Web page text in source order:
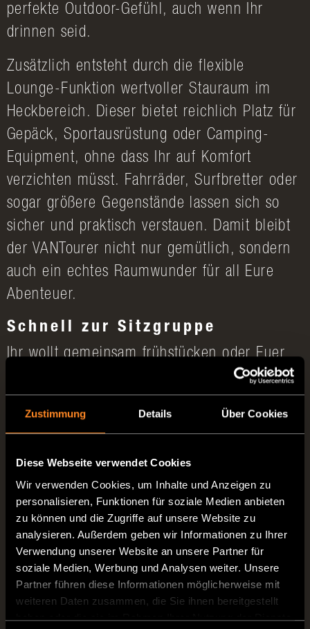
Zustimmung Details Über Cookies
Diese Webseite verwendet Cookies
Wir verwenden Cookies, um Inhalte und Anzeigen zu
personalisieren, Funktionen für soziale Medien anbieten
zu können und die Zugriffe auf unsere Website zu
analysieren. Außerdem geben wir Informationen zu Ihrer
Verwendung unserer Website an unsere Partner für
soziale Medien, Werbung und Analysen weiter. Unsere
Partner führen diese Informationen möglicherweise mit
weiteren Daten zusammen, die Sie ihnen bereitgestellt
haben oder die sie im Rahmen Ihrer Nutzung der Dienste
perfekte Outdoor-Gefühl, auch wenn Ihr
drinnen seid.
Zusätzlich entsteht durch die flexible
Lounge-Funktion wertvoller Stauraum im
Heckbereich. Dieser bietet reichlich Platz für
Gepäck, Sportausrüstung oder Camping-
Equipment, ohne dass Ihr auf Komfort
verzichten müsst. Fahrräder, Surfbretter oder
sogar größere Gegenstände lassen sich so
sicher und praktisch verstauen. Damit bleibt
der VANTourer nicht nur gemütlich, sondern
auch ein echtes Raumwunder für all Eure
Abenteuer.
Schnell zur Sitzgruppe
Ihr wollt gemeinsam frühstücken oder Euer
selbstgemachtes Abendessen teilen? Kein
Problem! Die Pilotensitze lassen sich im Nu
zum ausschwenkbaren Tisch drehen und
könnt Ihr entspannt speisen und gleichzeitig
die Weite des Außenbereichs genießen –
ideal für gemeinsame Momente unterwegs.